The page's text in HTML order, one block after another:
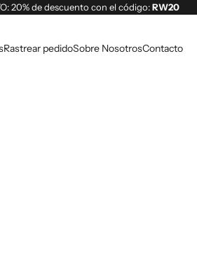
20% de descuento con el código:RW20
Rastrear pedidoSobre NosotrosContacto